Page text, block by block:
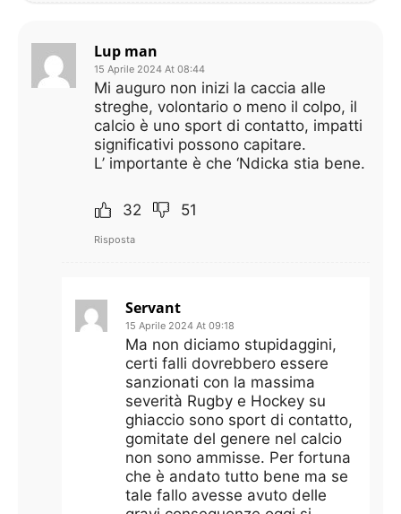
Lup man
15 Aprile 2024 At 08:44
Mi auguro non inizi la caccia alle
streghe, volontario o meno il colpo, il
calcio è uno sport di contatto, impatti
significativi possono capitare.
L’ importante è che ‘Ndicka stia bene.
32 51
Risposta
Servant
15 Aprile 2024 At 09:18
Ma non diciamo stupidaggini,
certi falli dovrebbero essere
sanzionati con la massima
severità Rugby e Hockey su
ghiaccio sono sport di contatto,
gomitate del genere nel calcio
non sono ammisse. Per fortuna
che è andato tutto bene ma se
tale fallo avesse avuto delle